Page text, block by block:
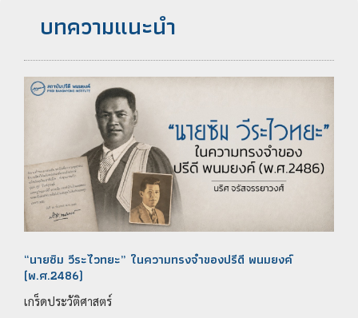
บทความแนะนำ
“นายซิม วีระไวทยะ” ในความทรงจำของปรีดี พนมยงค์
(พ.ศ.2486)
เกร็ดประวัติศาสตร์